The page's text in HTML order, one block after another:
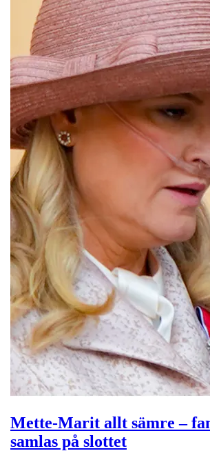
Mette-Marit allt sämre –
samlas på slottet